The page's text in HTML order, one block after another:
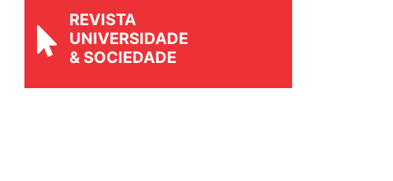
REVISTA
UNIVERSIDADE
& SOCIEDADE